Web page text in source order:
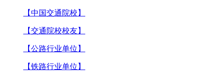
【中国交通院校】
【交通院校校友】
【公路行业单位】
【铁路行业单位】